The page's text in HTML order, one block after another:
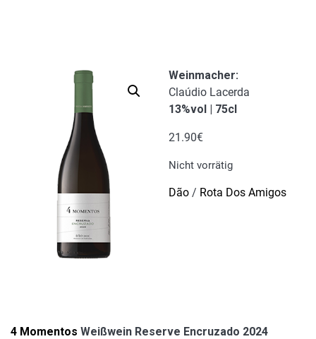
Weinmacher:
Claúdio Lacerda
13%vol | 75cl
21.90€
Nicht vorrätig
Dão / Rota Dos Amigos
4 Momentos Weißwein Reserve Encruzado 2024